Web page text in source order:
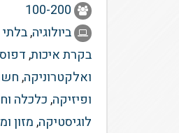
100-200
ביולוגיה,
בקרת איכות,דפוס
ואלקטרוניקה,
ופיזיקה,כלכלה
לוגיסטיקה,מזון